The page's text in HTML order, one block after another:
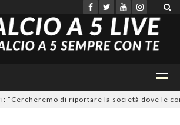
di riportare la società dove le